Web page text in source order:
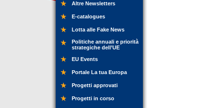
Altre Newsletters
E-catalogues
Lotta alle Fake News
Politiche annuali e priorità
strategiche dell’UE
EU Events
Portale La tua Europa
Progetti approvati
Progetti in corso